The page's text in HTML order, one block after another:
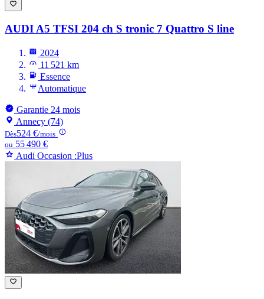
AUDI A5 TFSI 204 ch S tronic 7 Quattro S line
2024
11 521 km
Essence
Automatique
Garantie 24 mois
Annecy (74)
Dès524 €/mois
ou 55 490 €
Audi Occasion :Plus